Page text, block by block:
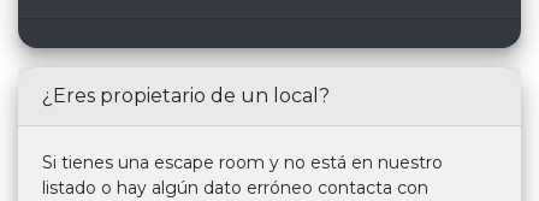
¿Eres propietario de un local?
Si tienes una escape room y no está en nuestro
listado o hay algún dato erróneo contacta con